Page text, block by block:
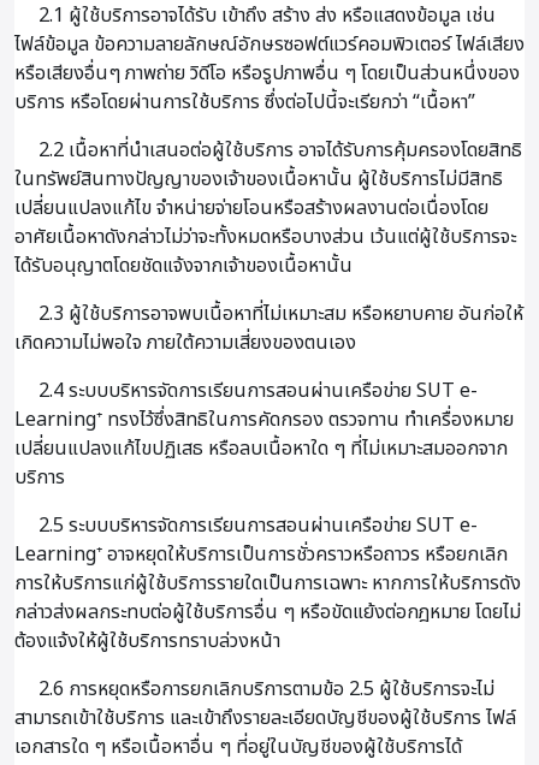
2.1 ผู้ใช้บริการอาจได้รับ เข้าถึง สร้าง ส่ง หรือแสดงข้อมูล เช่น
ไฟล์ข้อมูล ข้อความลายลักษณ์อักษรซอฟต์แวร์คอมพิวเตอร์ ไฟล์เสียง
หรือเสียงอื่นๆ ภาพถ่าย วิดีโอ หรือรูปภาพอื่น ๆ โดยเป็นส่วนหนึ่งของ
บริการ หรือโดยผ่านการใช้บริการ ซึ่งต่อไปนี้จะเรียกว่า “เนื้อหา”
2.2 เนื้อหาที่นำเสนอต่อผู้ใช้บริการ อาจได้รับการคุ้มครองโดยสิทธิ
ในทรัพย์สินทางปัญญาของเจ้าของเนื้อหานั้น ผู้ใช้บริการไม่มีสิทธิ
เปลี่ยนแปลงแก้ไข จำหน่ายจ่ายโอนหรือสร้างผลงานต่อเนื่องโดย
อาศัยเนื้อหาดังกล่าวไม่ว่าจะทั้งหมดหรือบางส่วน เว้นแต่ผู้ใช้บริการจะ
ได้รับอนุญาตโดยชัดแจ้งจากเจ้าของเนื้อหานั้น
2.3 ผู้ใช้บริการอาจพบเนื้อหาที่ไม่เหมาะสม หรือหยาบคาย อันก่อให้
เกิดความไม่พอใจ ภายใต้ความเสี่ยงของตนเอง
2.4 ระบบบริหารจัดการเรียนการสอนผ่านเครือข่าย SUT e-
Learning⁺ ทรงไว้ซึ่งสิทธิในการคัดกรอง ตรวจทาน ทำเครื่องหมาย
เปลี่ยนแปลงแก้ไขปฏิเสธ หรือลบเนื้อหาใด ๆ ที่ไม่เหมาะสมออกจาก
บริการ
2.5 ระบบบริหารจัดการเรียนการสอนผ่านเครือข่าย SUT e-
Learning⁺ อาจหยุดให้บริการเป็นการชั่วคราวหรือถาวร หรือยกเลิก
การให้บริการแก่ผู้ใช้บริการรายใดเป็นการเฉพาะ หากการให้บริการดัง
กล่าวส่งผลกระทบต่อผู้ใช้บริการอื่น ๆ หรือขัดแย้งต่อกฎหมาย โดยไม่
ต้องแจ้งให้ผู้ใช้บริการทราบล่วงหน้า
2.6 การหยุดหรือการยกเลิกบริการตามข้อ 2.5 ผู้ใช้บริการจะไม่
สามารถเข้าใช้บริการ และเข้าถึงรายละเอียดบัญชีของผู้ใช้บริการ ไฟล์
เอกสารใด ๆ หรือเนื้อหาอื่น ๆ ที่อยู่ในบัญชีของผู้ใช้บริการได้